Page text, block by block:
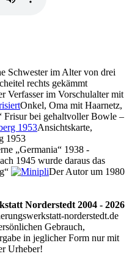
Schwester im Alter von drei
rechts gekämmt
Verfasser im Vorschulalter mit
Onkel, Oma mit Haarnetz,
Frisur bei gehaltvoller Bowle –
Ansichtskarte,
1953
Germania
1938 -
1945 wurde daraus das
Der Autor um 1980
Norderstedt 2004 - 2026
norderstedt.de
Gebrauch,
in jeglicher Form nur mit
Urheber!